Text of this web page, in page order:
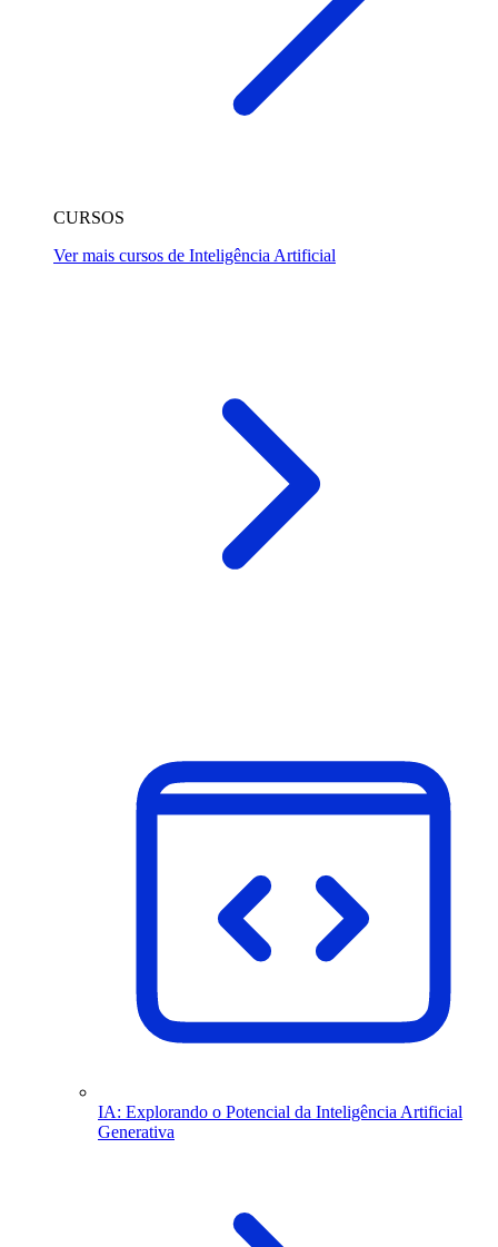
CURSOS
Ver mais cursos de Inteligência Artificial
IA: Explorando o Potencial da Inteligência Artificial
Generativa